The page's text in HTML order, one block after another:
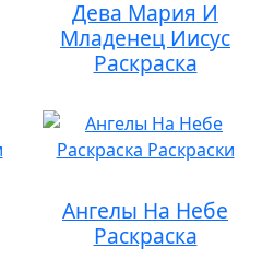
Дева Мария И
Младенец Иисус
Раскраска
Ангелы На Небе
Раскраска